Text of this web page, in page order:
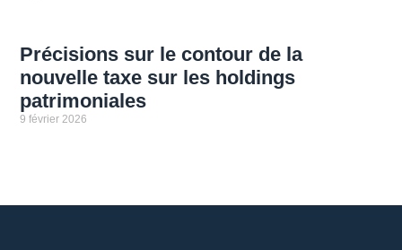
Précisions sur le contour de la
nouvelle taxe sur les holdings
patrimoniales
9 février 2026